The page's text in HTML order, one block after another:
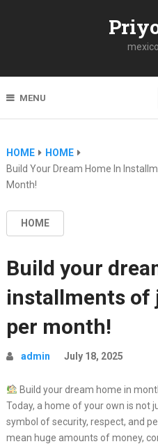
MENU
HOME
HOME
Build Your Dream Home In
Month!
HOME
Build your
installments of
per month!
admin July 18, 2025
Build your dream home in
Today, a home of your own is not
symbol of security, respect, and
mean huge amounts of money,